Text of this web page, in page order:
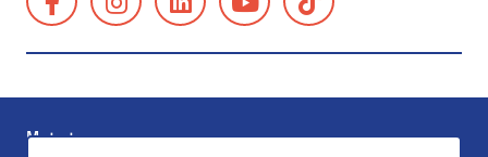
Museum Shop
Salon
https://www.facebook.com/GUMgent/
https://www.instagram.com/gumgent/
https://www.linkedin.com/company/
gents-
universiteitsmuseum-
https://www.youtube.com/
Met steun van